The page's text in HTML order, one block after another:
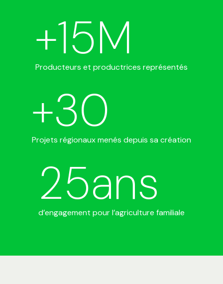
Producteurs et productrices représentés
+15M
Projets régionaux menés depuis sa création
+30
d’engagement pour l’agriculture familiale
25ans